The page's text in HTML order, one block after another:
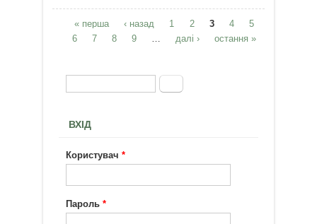
руками будує притулки для
бездомних
Сторінки
« перша ‹ назад 1 2 3 4
5
6
7 8 9 далі › остання »
Пошукова форма
Пошук
ВХІД
Користувач*
Пароль*